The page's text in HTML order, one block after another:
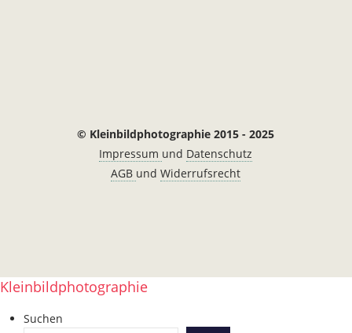
© Kleinbildphotographie 2015 - 2025
Impressum und Datenschutz
AGB undWiderrufsrecht
Kleinbildphotographie
Suchen